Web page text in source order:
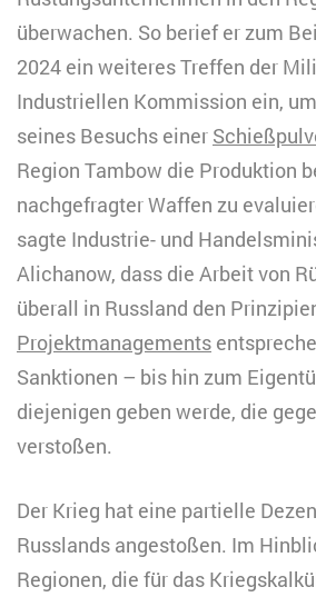
überwachen. So berief er zum
2024 ein weiteres Treffen der
Industriellen Kommission ein,
seines Besuchs einer
Region Tambow die Produktion
nachgefragter Waffen zu
sagte Industrie- und
Alichanow, dass die Arbeit von
überall in Russland den
Projektmanagements
Sanktionen – bis hin zum
diejenigen geben werde, die
verstoßen.
Der Krieg hat eine partielle
Russlands angestoßen. Im
Regionen, die für das